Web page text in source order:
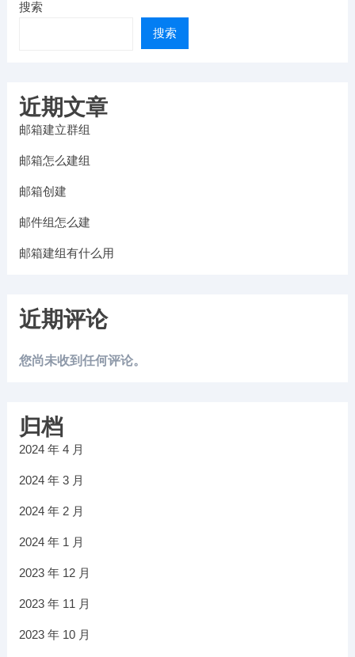
搜索
搜索
近期文章
邮箱建立群组
邮箱怎么建组
邮箱创建
邮件组怎么建
邮箱建组有什么用
近期评论
您尚未收到任何评论。
归档
2024 年 4 月
2024 年 3 月
2024 年 2 月
2024 年 1 月
2023 年 12 月
2023 年 11 月
2023 年 10 月